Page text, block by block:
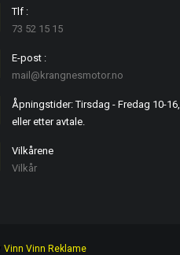
Tlf :
73 52 15 15
E-post :
mail@krangnesmotor.no
Åpningstider: Tirsdag - Fredag 10-16,
eller etter avtale.
Vilkårene
Vilkår
Vinn Vinn Reklame